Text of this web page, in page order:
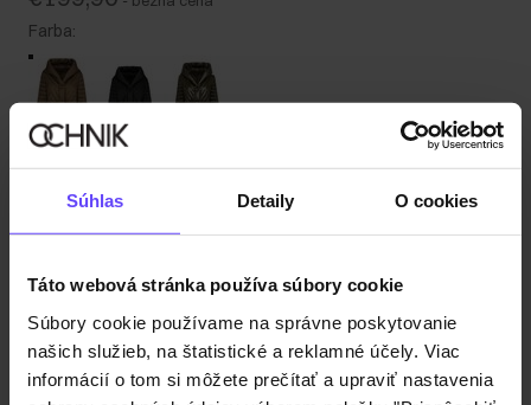
Súhlas Detaily O cookies
Táto webová stránka používa súbory cookie
Súbory cookie používame na správne poskytovanie
našich služieb, na štatistické a reklamné účely. Viac
informácií o tom si môžete prečítať a upraviť nastavenia
Farba:
Tabuľka veľkostí
Vyberte veľkosť
Popis produktu
Detaily